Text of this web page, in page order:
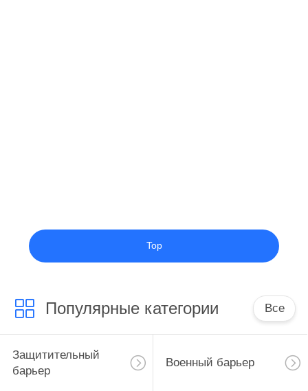
Top
Популярные категории Все
Защитительный
барьер
Военный барьер